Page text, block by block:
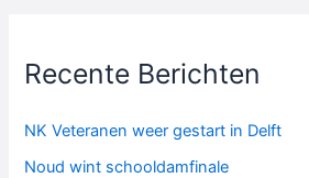
Recente Berichten
NK Veteranen weer gestart in Delft
Noud wint schooldamfinale